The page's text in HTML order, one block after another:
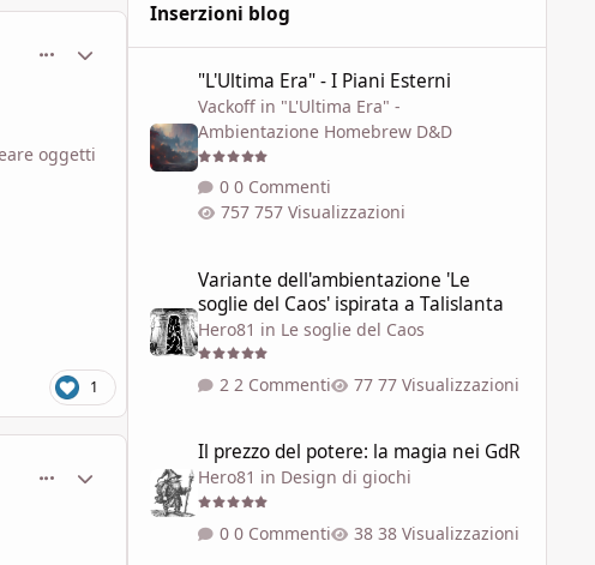
comment_1791694
Statistiche Autore
oggetti
1
comment_1791787
Statistiche Autore
Inserzioni blog
"L'Ultima Era" - I Piani Esterni
Vackoffin "L'Ultima Era" -
Ambientazione Homebrew D&D
0 Commenti
757 Visualizzazioni
Variante dell'ambientazione 'Le
soglie del Caos' ispirata a Talislanta
Hero81 in Le soglie del Caos
2 Commenti 77 Visualizzazioni
Il prezzo del potere: la magia nei GdR
Hero81 in Design di giochi
0 Commenti 38 Visualizzazioni